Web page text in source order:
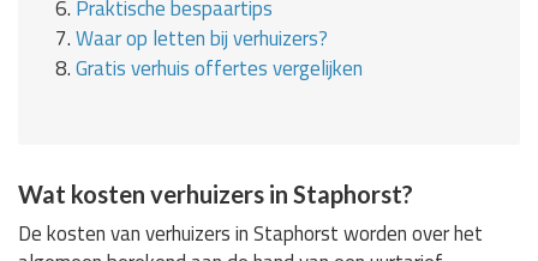
6. Praktische bespaartips
7.Waar op letten bij verhuizers?
8.Gratis verhuis offertes vergelijken
Wat kosten verhuizers in Staphorst?
De kosten van verhuizers in Staphorst worden over het